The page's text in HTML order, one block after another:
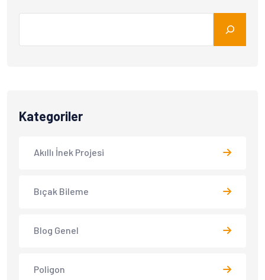
Kategoriler
Akıllı İnek Projesi
Bıçak Bileme
Blog Genel
Poligon